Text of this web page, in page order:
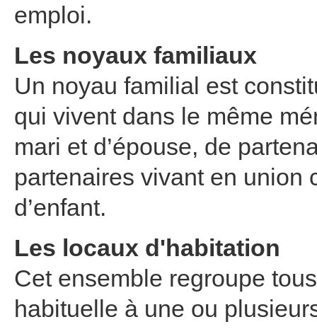
emploi.
Les noyaux familiaux
Un noyau familial est
qui vivent dans le même
mari et d’épouse, de
partenaires vivant en union
d’enfant.
Les locaux d'habitation
Cet ensemble regroupe
habituelle à une ou